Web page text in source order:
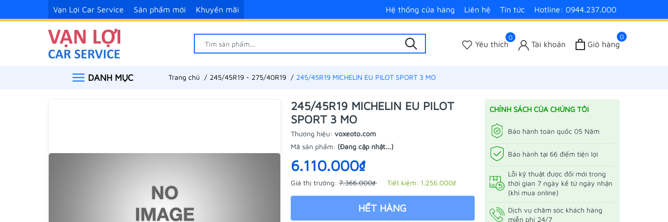
Vạn Lợi Car Service Sản phẩm mới Khuyến mãi Hệ thống cửa hàng Liên hệ Tin tức Hotline: 0944.237.000
0
Yêu thích Tài khoản
0
Giỏ hàng
DANH MỤC Trang chủ 245/45R19 - 275/40R19 245/45R19 MICHELIN EU PILOT SPORT 3 MO
245/45R19 MICHELIN EU PILOT
SPORT 3 MO
Thương hiệu: voxeoto.com
Mã sản phẩm: (Đang cập nhật...)
6.110.000₫
Giá thị trường:7.366.000₫ Tiết kiệm: 1.256.000₫
HẾT HÀNG
CHÍNH SÁCH CỦA CHÚNG TÔI
Bảo hành toàn quốc 05 Năm
Bảo hành tại 66 điểm tiện lợi
Lỗi kỹ thuật được đổi mới trong
thời gian 7 ngày kể từ ngày nhận
(khi mua online)
Dịch vụ chăm sóc khách hàng
miễn phí 24/7